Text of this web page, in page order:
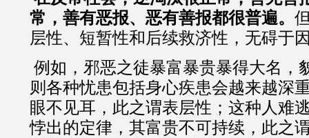
常，善有恶报、恶有善报都很普遍。
层性、短暂性和后续救济性，无碍于
例如，邪恶之徒暴富暴贵暴得大名，
则各种忧患包括身心疾患会越来越深
眼不见耳，此之谓表层性；这种人难
悖出的定律，其富贵不可持续，此之